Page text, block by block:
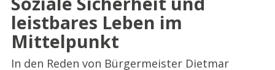
leistbares Leben im
Mittelpunkt
In den Reden von Bürgermeister Dietmar